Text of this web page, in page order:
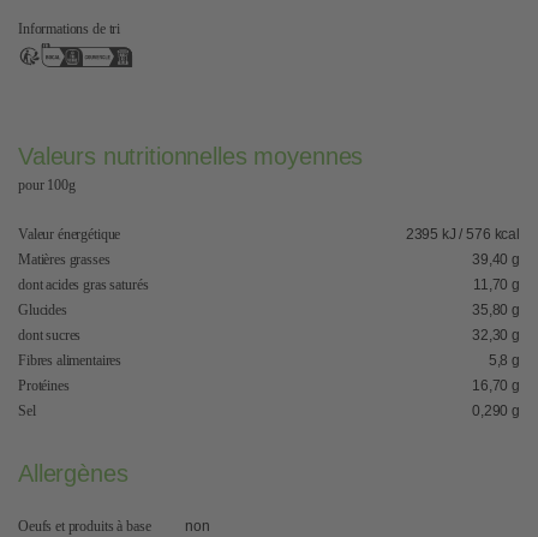
Informations de tri
Valeurs nutritionnelles moyennes
pour 100g
Valeur énergétique
2395 kJ / 576 kcal
Matières grasses
39,40 g
dont acides gras saturés
11,70 g
Glucides
35,80 g
dont sucres
32,30 g
Fibres alimentaires
5,8 g
Protéines
16,70 g
Sel
0,290 g
Allergènes
Oeufs et produits à base
non